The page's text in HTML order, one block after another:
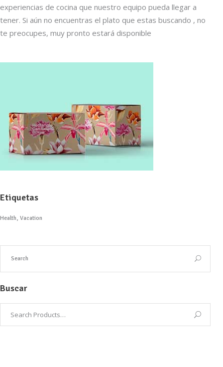
experiencias de cocina que nuestro equipo pueda llegar a
tener. Si aún no encuentras el plato que estas buscando , no
te preocupes, muy pronto estará disponible
Etiquetas
Health Vacation
Buscar